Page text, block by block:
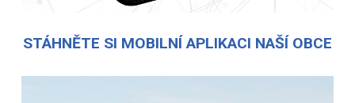
STÁHNĚTE SI MOBILNÍ APLIKACI NAŠÍ OBCE